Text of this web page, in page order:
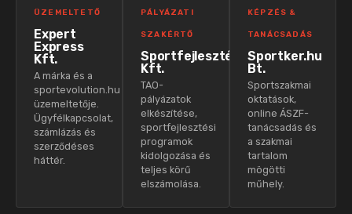
ÜZEMELTETŐ
Expert
Express
Kft.
A márka és a
sportevolution.hu
üzemeltetője.
Ügyfélkapcsolat,
számlázás és
szerződéses
háttér.
PÁLYÁZATI
SZAKÉRTŐ
Sportfejlesztés
Kft.
TAO-
pályázatok
elkészítése,
sportfejlesztési
programok
kidolgozása és
teljes körű
elszámolása.
KÉPZÉS &
TANÁCSADÁS
Sportker.hu
Bt.
Sportszakmai
oktatások,
online ÁSZF-
tanácsadás és
a szakmai
tartalom
mögötti
műhely.